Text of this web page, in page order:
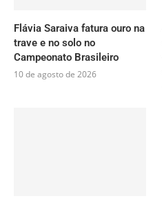
Flávia Saraiva fatura ouro na
trave e no solo no
Campeonato Brasileiro
10 de agosto de 2026